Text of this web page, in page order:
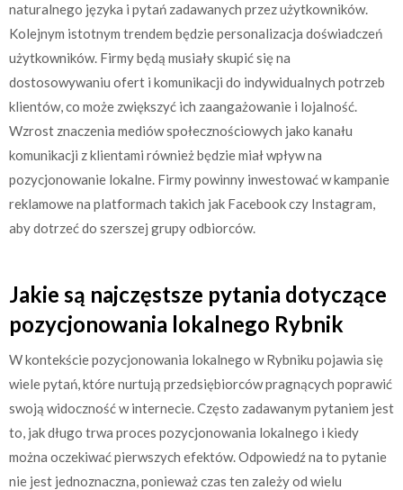
naturalnego języka i pytań zadawanych przez użytkowników.
Kolejnym istotnym trendem będzie personalizacja doświadczeń
użytkowników. Firmy będą musiały skupić się na
dostosowywaniu ofert i komunikacji do indywidualnych potrzeb
klientów, co może zwiększyć ich zaangażowanie i lojalność.
Wzrost znaczenia mediów społecznościowych jako kanału
komunikacji z klientami również będzie miał wpływ na
pozycjonowanie lokalne. Firmy powinny inwestować w kampanie
reklamowe na platformach takich jak Facebook czy Instagram,
aby dotrzeć do szerszej grupy odbiorców.
Jakie są najczęstsze pytania dotyczące
pozycjonowania lokalnego Rybnik
W kontekście pozycjonowania lokalnego w Rybniku pojawia się
wiele pytań, które nurtują przedsiębiorców pragnących poprawić
swoją widoczność w internecie. Często zadawanym pytaniem jest
to, jak długo trwa proces pozycjonowania lokalnego i kiedy
można oczekiwać pierwszych efektów. Odpowiedź na to pytanie
nie jest jednoznaczna, ponieważ czas ten zależy od wielu